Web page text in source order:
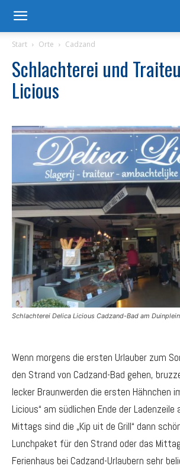
Start Orte Cadzand
Schlachterei und
Licious
Schlachterei Delica Licious Cadzand-Bad am Duinplein
Wenn morgens die ersten Urlauber zum
den Strand von Cadzand-Bad gehen,
lecker Braunwerden die ersten Hähnchen
Licious“ am südlichen Ende der Ladenzeile
Mittags sind die „Kip uit de Grill“ dann
Lunchpaket für den Strand oder das
Ferienhaus bei Cadzand-Urlaubern sehr